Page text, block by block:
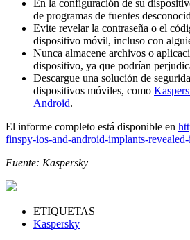
En la configuración de su
de programas de fuentes
Evite revelar la contraseña o el
dispositivo móvil, incluso con
Nunca almacene archivos o
dispositivo, ya que podrían
Descargue una solución de
dispositivos móviles, como
Android.
El informe completo está disponible en
finspy-ios-and-android-implants-
Fuente: Kaspersky
ETIQUETAS
Kaspersky